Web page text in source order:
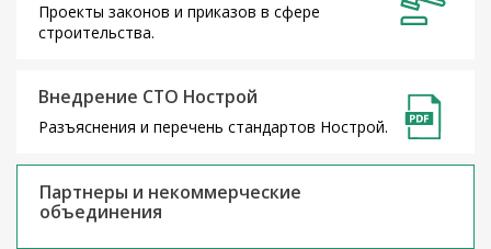
Проекты законов и приказов в сфере
строительства.
Внедрение СТО Нострой
Разъяснения и перечень стандартов Нострой.
Партнеры и некоммерческие
объединения